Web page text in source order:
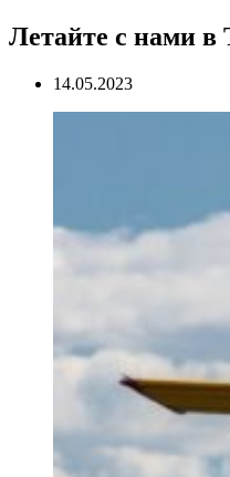
Летайте с нами в
14.05.2023